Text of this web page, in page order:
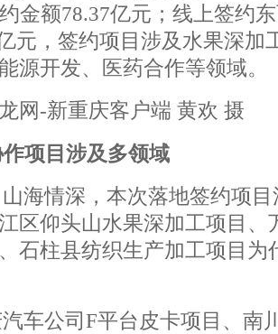
金额78.37亿元；线上签约
元，签约项目涉及水果深加
源开发、医药合作等领域。
网-新重庆客户端 黄欢 摄
项目涉及多领域
海情深，本次落地签约项
区仰头山水果深加工项目、
石柱县纺织生产加工项目为
车公司F平台皮卡项目、南